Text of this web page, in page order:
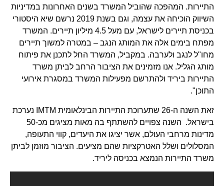
התיירות. המהפכה שהוביל המשרד בשנים האחרונות במדיניות
השיווק הוכיחה את עצמה, וגם בשנת 2019 נרשם שיא היסטורי
בכניסת תיירים לישראל, עם מעל 4.5 מיליון תיירים. המשרד
מפתח בימים אלה את המותג הנגב – במטרה למשוך תיירים
מחו"ל לנגב ולערבה. במקביל, המשרד החל לתכנן את פיתוח
מותג הגליל. אנו מזמינים את הציבור הרחב לביתן משרד
התיירות ביריד ולהתרשם מפעילות המשרד במסגרת אירועי
התוכן".
זאת השנה ה-26 שתערוכת התיירות הבינלאומית IMTM נערכת
בישראל. השנה צפויים להשתתף בה מאות מציגים מכ-50
מדינות מרחבי העולם, אשר יציגו את היעדים, קווי התעופה,
המסלולים ושלל האטרקציות שהם מציעים. הציבור מוזמן לביתן
משרד התיירות הנמצא בכניסה ליריד.